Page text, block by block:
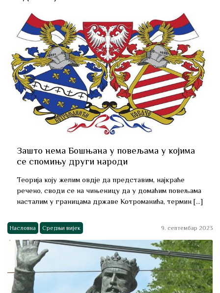
Зашто нема Бошњана у повељама у којима
се спомињу други народи
Теорија коју желим овдје да представим, најкраће
речено, своди се на чињеницу да у домаћим повељама
насталим у границама државе Котроманића, термин […]
Насловна Средњи вијек 9. септембар 2023